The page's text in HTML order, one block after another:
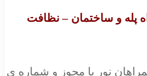
پله و ساختمان – نظافت
نور با مجوز و شماره ی